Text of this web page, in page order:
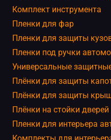
Комплект инструмента
Пленки для фар
Пленки для защиты
Пленки под ручки
Универсальные
Плёнки для защиты
Плёнки для защиты
Плёнки на стойки дверей
Пленки для интерьера
Комплекты для